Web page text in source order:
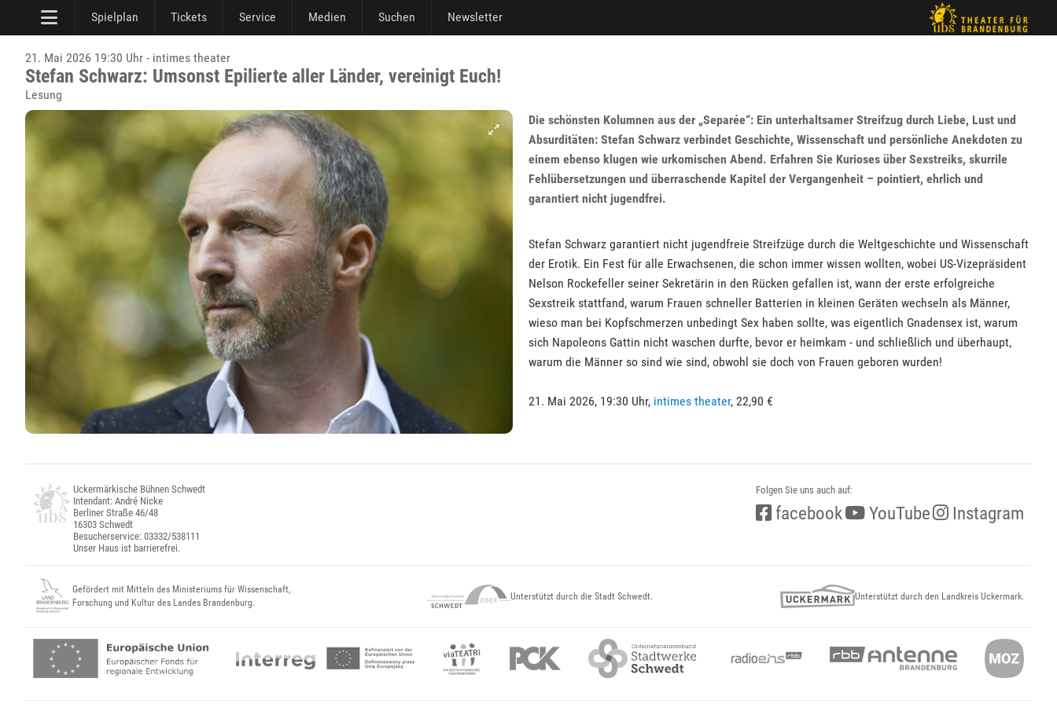
Spielplan Tickets Service Medien Suchen Newsletter
21. Mai 2026 19:30 Uhr - intimes theater
Stefan Schwarz: Umsonst Epilierte aller Länder, vereinigt Euch!
Lesung
Die schönsten Kolumnen aus der „Separée“: Ein unterhaltsamer Streifzug durch Liebe, Lust und
Absurditäten: Stefan Schwarz verbindet Geschichte, Wissenschaft und persönliche Anekdoten zu
einem ebenso klugen wie urkomischen Abend. Erfahren Sie Kurioses über Sexstreiks, skurrile
Fehlübersetzungen und überraschende Kapitel der Vergangenheit – pointiert, ehrlich und
garantiert nicht jugendfrei.
Stefan Schwarz garantiert nicht jugendfreie Streifzüge durch die Weltgeschichte und Wissenschaft
der Erotik. Ein Fest für alle Erwachsenen, die schon immer wissen wollten, wobei US-Vizepräsident
Nelson Rockefeller seiner Sekretärin in den Rücken gefallen ist, wann der erste erfolgreiche
Sexstreik stattfand, warum Frauen schneller Batterien in kleinen Geräten wechseln als Männer,
wieso man bei Kopfschmerzen unbedingt Sex haben sollte, was eigentlich Gnadensex ist, warum
sich Napoleons Gattin nicht waschen durfte, bevor er heimkam - und schließlich und überhaupt,
warum die Männer so sind wie sind, obwohl sie doch von Frauen geboren wurden!
21. Mai 2026, 19:30 Uhr, intimes theater, 22,90 €
Uckermärkische Bühnen Schwedt
Intendant: André Nicke
Berliner Straße 46/48
16303 Schwedt
Besucherservice: 03332/538111
Unser Haus ist barrierefrei.
Folgen Sie uns auch auf:
facebook YouTube Instagram
Gefördert mit Mitteln des Ministeriums für Wissenschaft,
Forschung und Kultur des Landes Brandenburg.
Unterstützt durch die Stadt Schwedt. Unterstützt durch den Landkreis Uckermark.